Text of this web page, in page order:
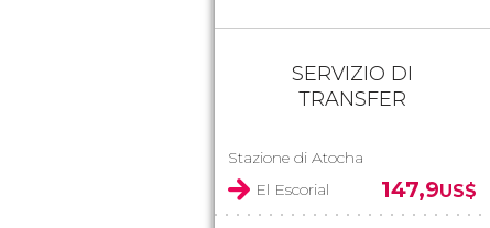
SERVIZIO DI
TRANSFER
Stazione di Atocha
El Escorial
147,9US$